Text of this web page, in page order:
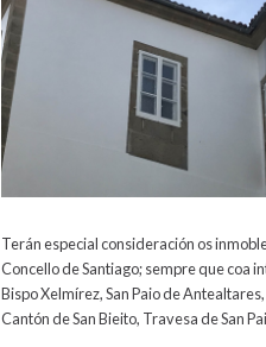
Terán especial consideración os
Concello de Santiago; sempre que coa
Bispo Xelmírez, San Paio de
Cantón de San Bieito, Travesa de San